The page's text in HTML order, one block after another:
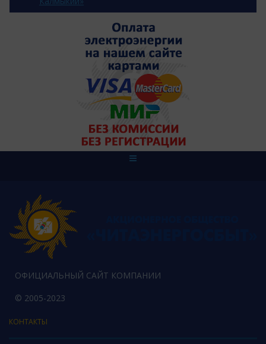
ОФИЦИАЛЬНЫЙ САЙТ КОМПАНИИ
© 2005-2023
КОНТАКТЫ